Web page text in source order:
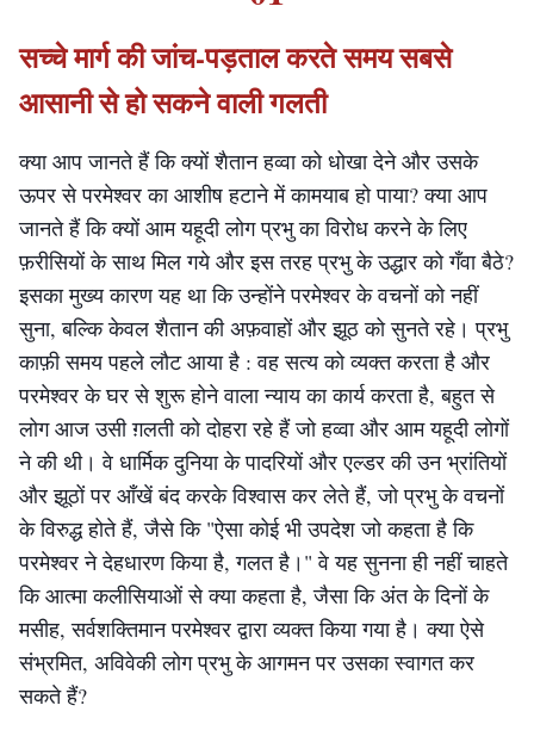
सच्चे मार्ग की जांच-पड़ताल करते समय सबसे
आसानी से हो सकने वाली गलती
क्या आप जानते हैं कि क्यों शैतान हव्वा को धोखा देने और उसके
ऊपर से परमेश्वर का आशीष हटाने में कामयाब हो पाया? क्या आप
जानते हैं कि क्यों आम यहूदी लोग प्रभु का विरोध करने के लिए
फ़रीसियों के साथ मिल गये और इस तरह प्रभु के उद्धार को गँवा बैठे?
इसका मुख्य कारण यह था कि उन्होंने परमेश्वर के वचनों को नहीं
सुना, बल्कि केवल शैतान की अफ़वाहों और झूठ को सुनते रहे। प्रभु
काफ़ी समय पहले लौट आया है : वह सत्य को व्यक्त करता है और
परमेश्वर के घर से शुरू होने वाला न्याय का कार्य करता है, बहुत से
लोग आज उसी ग़लती को दोहरा रहे हैं जो हव्वा और आम यहूदी लोगों
ने की थी। वे धार्मिक दुनिया के पादरियों और एल्डर की उन भ्रांतियों
और झूठों पर आँखें बंद करके विश्वास कर लेते हैं, जो प्रभु के वचनों
के विरुद्ध होते हैं, जैसे कि "ऐसा कोई भी उपदेश जो कहता है कि
परमेश्वर ने देहधारण किया है, गलत है।" वे यह सुनना ही नहीं चाहते
कि आत्मा कलीसियाओं से क्या कहता है, जैसा कि अंत के दिनों के
मसीह, सर्वशक्तिमान परमेश्वर द्वारा व्यक्त किया गया है। क्या ऐसे
संभ्रमित, अविवेकी लोग प्रभु के आगमन पर उसका स्वागत कर
सकते हैं?